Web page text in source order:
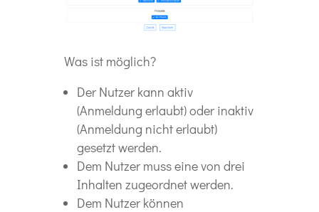
Was ist möglich?
Der Nutzer kann aktiv
(Anmeldung erlaubt) oder inaktiv
(Anmeldung nicht erlaubt)
gesetzt werden.
Dem Nutzer muss eine von drei
Inhalten zugeordnet werden.
Dem Nutzer können